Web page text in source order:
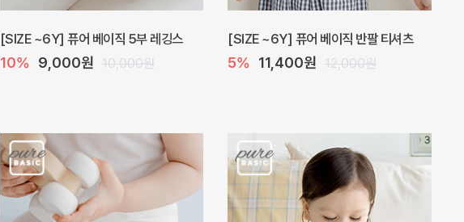
[SIZE ~6Y] 퓨어 베이직 5부 레깅스
10% 9,000원 10,000원
[SIZE ~6Y] 퓨어 베이직 반팔 티셔츠
5% 11,400원 12,000원